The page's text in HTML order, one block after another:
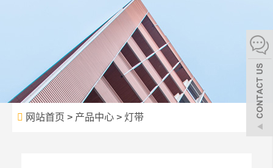
网站首页 > 产品中心 > 灯带